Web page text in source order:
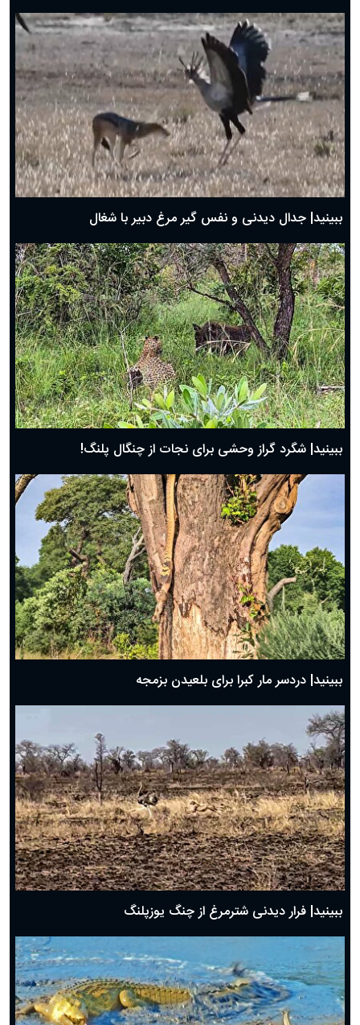
دعای روز هفتم ماه رمضان؛ ۶ اسفند ۱۴۰۴
دعای روز ششم ماه رمضان؛ ۵ اسفند ۱۴۰۴
دعای روز پنجم ماه رمضان؛ ۴ اسفند ۱۴۰۴
دعای روز چهارم ماه مبارک رمضان؛ ۳ اسفند ۱۴۰۴
دعای روز سوم ماه مبارک رمضان؛ ۱۴ اسفند ۱۴۰۴
دعای روز دوم ماه مبارک رمضان ۱ اسفند ماه ۱۴۰۴
دعای روز اول ماه مبارک رمضان، ۳۰ بهمن ۱۴۰۴
حضرت زینب(س) چگونه از دنیا رفت؟
بهترین پیامک تبریک روز پدر ۱۴۰۴؛ جملات زیبا و صمیمانه
ببینید| جدال دیدنی و نفس گیر مرغ دبیر با شغال
ببینید| شگرد گراز وحشی برای نجات از چنگال پلنگ!
ببینید| دردسر مار کبرا برای بلعیدن بزمجه
ببینید| فرار دیدنی شترمرغ از چنگ یوزپلنگ